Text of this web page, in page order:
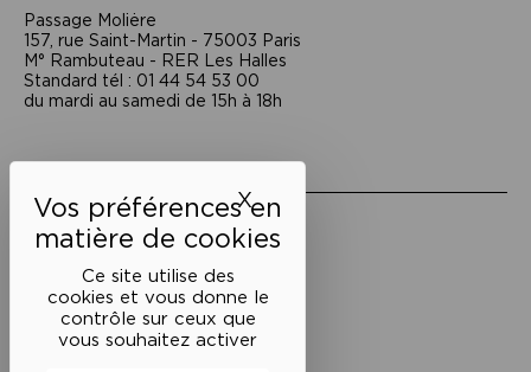
Ce site utilise des
cookies et vous donne le
contrôle sur ceux que
vous souhaitez activer
XMasquer le bandeau des
Passage Moliėre
157, rue Saint-Martin - 75003 Paris
M° Rambuteau - RER Les Halles
Standard tél : 01 44 54 53 00
du mardi au samedi de 15h à 18h
Mentions légales
Politique de confidentialité
Conditions générales de vente
Cookies